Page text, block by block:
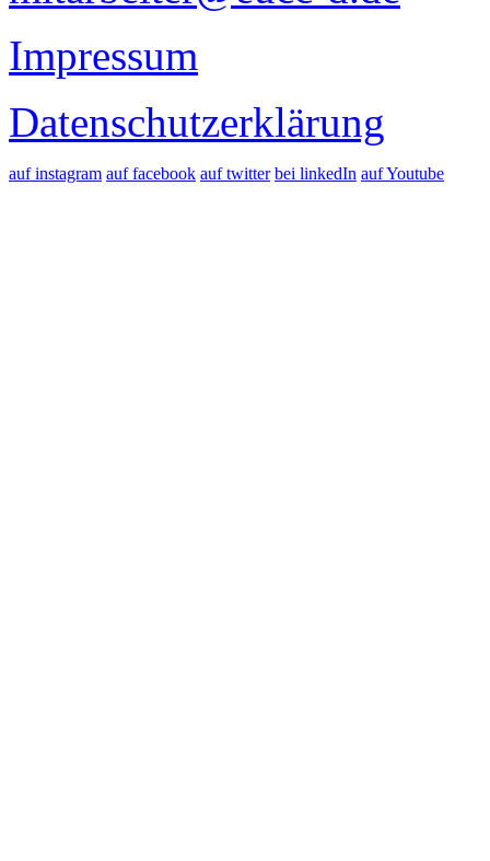
Impressum
Datenschutzerklärung
auf instagram auf facebook auf twitter bei linkedIn auf Youtube